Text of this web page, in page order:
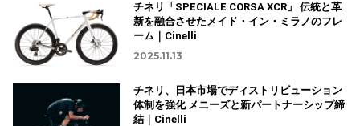
チネリ「SPECIALE CORSA XCR」 伝統と革
新を融合させたメイド・イン・ミラノのフレ
ーム｜Cinelli
2025.11.13
チネリ、日本市場でディストリビューション
体制を強化 メニーズと新パートナーシップ締
結｜Cinelli